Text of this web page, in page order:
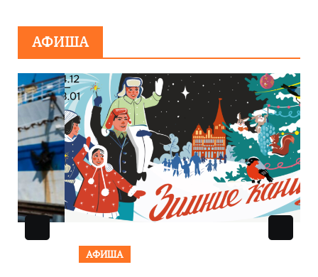
АФИША